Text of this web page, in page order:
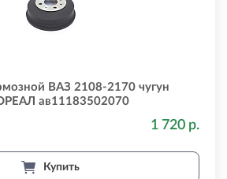
ВАЗ 2108-2170 чугун
ав11183502070
1 720 р.
Купить